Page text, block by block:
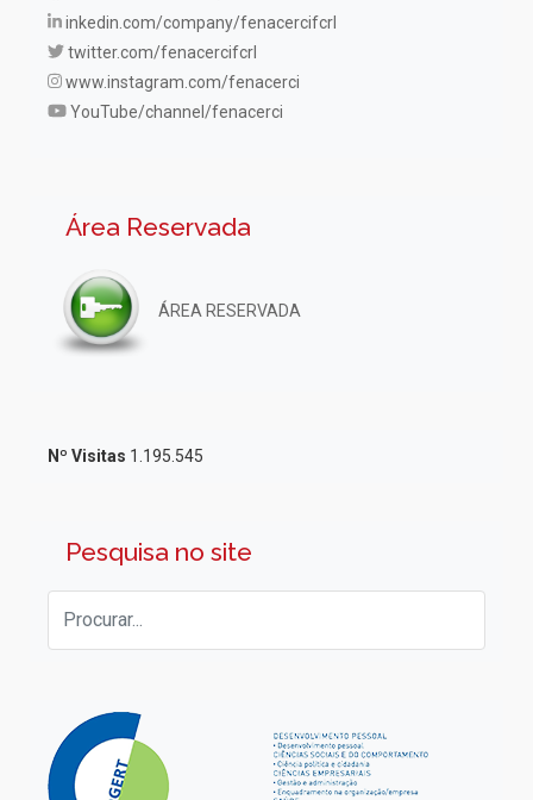
inkedin.com/company/fenacercifcrl
twitter.com/fenacercifcrl
www.instagram.com/fenacerci
YouTube/channel/fenacerci
Área Reservada
ÁREA RESERVADA
Nº Visitas 1.195.545
Pesquisa no site